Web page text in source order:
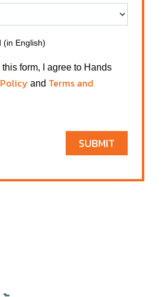
(in English)
form, I agree to Hands
and Terms and
SUBMIT